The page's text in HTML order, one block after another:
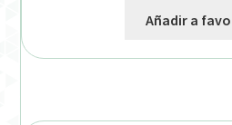
Añadir a